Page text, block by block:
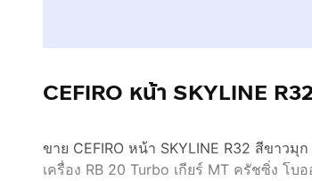
CEFIRO หน้า SKYLINE
ขาย CEFIRO หน้า SKYLINE R32 สีขาวมุก
เครื่อง RB 20 Turbo เกียร์ MT ครัชซิ่ง โ